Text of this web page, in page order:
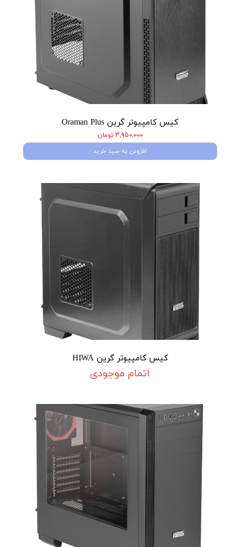
کیس کامپیوتر گرین Oraman Plus
۳,۹۵۰,۰۰۰ تومان
افزودن به سبد خرید
کیس کامپیوتر گرین HIWA
اتمام موجودی